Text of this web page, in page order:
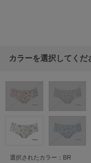
カラーを選択してくだ
選択されたカラー：BR